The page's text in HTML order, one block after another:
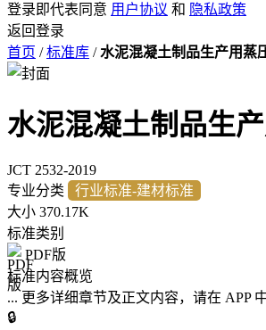
登录即代表同意 用户协议 和 隐私政策
返回登录
首页 / 标准库 / 水泥混凝土制品生产用蒸
水泥混凝土制品生
JCT 2532-2019
专业分类
行业标准-建材标准
大小 370.17K
标准类别
PDF版
标准内容概览
... 更多详细章节及正文内容，请在 APP
🔒